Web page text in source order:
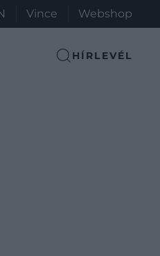
Vince Webshop
HÍRLEVÉL